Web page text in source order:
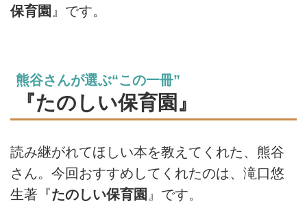
保育園 』です。
熊谷さんが選ぶ“この一冊”
『たのしい保育園』
読み継がれてほしい本を教えてくれた、熊谷
さん。今回おすすめしてくれたのは、滝口悠
生著『たのしい保育園 』です。